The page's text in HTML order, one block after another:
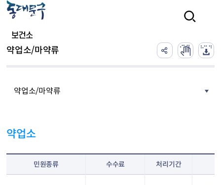
보건소
약업소/마약류
약업소/마약류
약업소
민원종류 수수료 처리기간